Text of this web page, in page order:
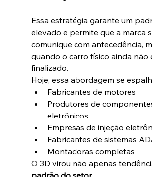
Essa estratégia garante um
elevado e permite que a marca
comunique com antecedência,
quando o carro físico ainda não
finalizado.
Hoje, essa abordagem se
Fabricantes de motores
Produtores de
eletrônicos
Empresas de injeção
Fabricantes de sistemas
Montadoras completas
O 3D virou não apenas